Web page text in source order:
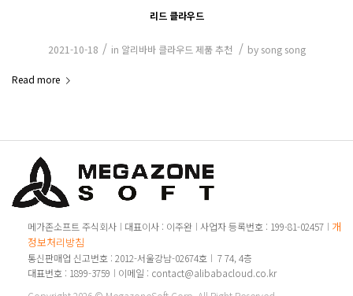
리드 클라우드
2021-10-18 / in 알리바바 클라우드 제품 추천 / by song song
Read more
메가존소프트 주식회사 대표이사 : 이주완 사업자 등록번호 : 199-81-02457
개인
정보처리방침
통신판매업 신고번호 : 2012-서울강남-02674호
7 74, 4층
대표번호 : 1899-3759
이메일 : contact@alibabacloud.co.kr